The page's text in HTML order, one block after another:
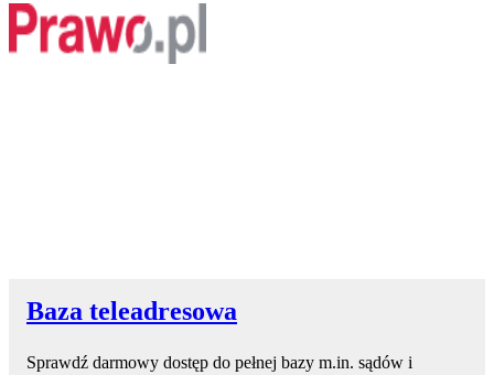
Baza teleadresowa
Sprawdź darmowy dostęp do pełnej bazy m.in. sądów i